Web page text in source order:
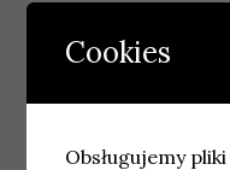
Brak
Cookies
Obsługujemy